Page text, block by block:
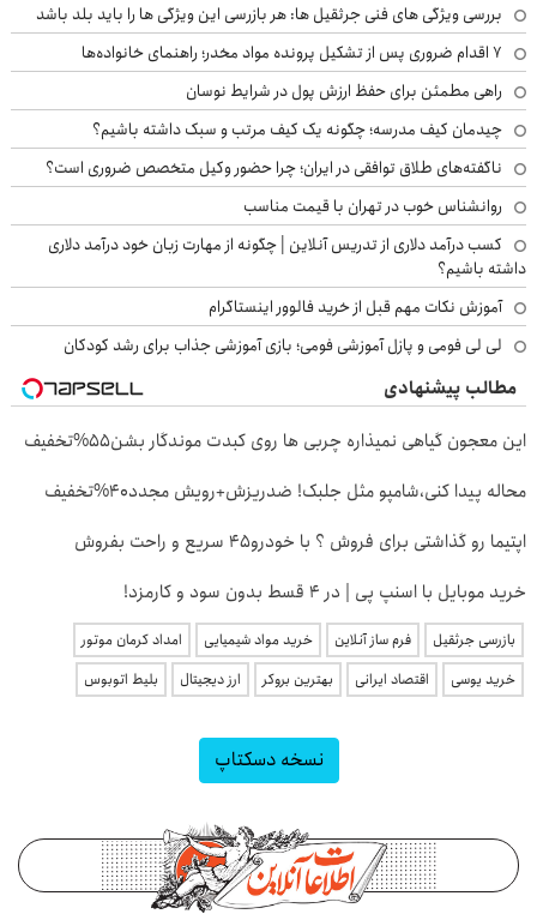
بررسی ویژگی های فنی جرثقیل ها: هر بازرسی این ویژگی ها را باید بلد باشد
۷ اقدام ضروری پس از تشکیل پرونده مواد مخدر؛ راهنمای خانواده‌ها
راهی مطمئن برای حفظ ارزش پول در شرایط نوسان
چیدمان کیف مدرسه؛ چگونه یک کیف مرتب و سبک داشته باشیم؟
ناگفته‌های طلاق توافقی در ایران؛ چرا حضور وکیل متخصص ضروری است؟
روانشناس خوب در تهران با قیمت مناسب
کسب درآمد دلاری از تدریس آنلاین | چگونه از مهارت زبان خود درآمد دلاری
داشته باشیم؟
آموزش نکات مهم قبل از خرید فالوور اینستاگرام
لی لی فومی و پازل آموزشی فومی؛ بازی آموزشی جذاب برای رشد کودکان
مطالب پیشنهادی
این معجون گیاهی نمیذاره چربی ها روی کبدت موندگار بشن55%تخفیف
محاله پیدا کنی،شامپو مثل جلبک! ضدریزش+رویش مجدد40%تخفیف
اپتیما رو گذاشتی برای فروش ؟ با خودرو45 سریع و راحت بفروش
خرید موبایل با اسنپ پی | در ۴ قسط بدون سود و کارمزد!
بازرسی جرثقیل فرم ساز آنلاین خرید مواد شیمیایی
امداد کرمان موتور
خرید یوسی
اقتصاد ایرانی بهترین بروکر ارز دیجیتال بلیط اتوبوس
نسخه دسکتاپ